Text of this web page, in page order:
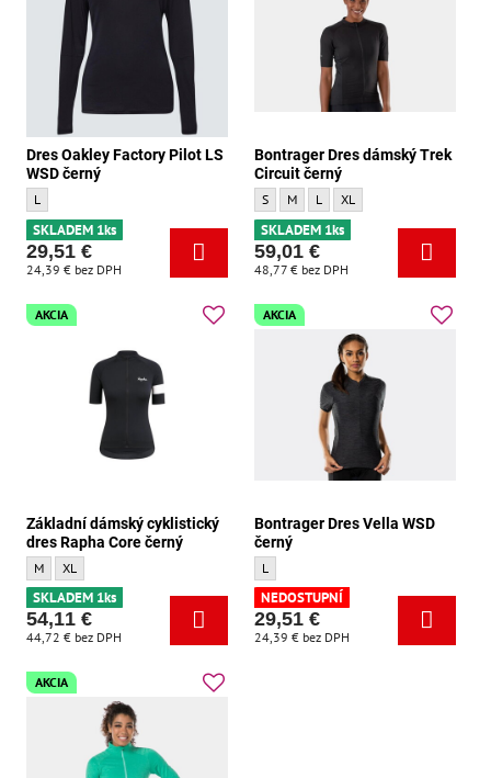
Dres Oakley Factory Pilot LS
WSD černý
Dres Oakley Factory Pilot LS WSD černý - Velikost:
L
SKLADEM 1ks
29,51 €
24,39 € bez DPH
Bontrager Dres dámský Trek
Circuit černý
Bontrager Dres dámský Trek Circuit
S Bontrager Dres dámský Trek Circuit
M Bontrager Dres dámský Trek
L Bontrager Dres dámský
XL
SKLADEM 1ks
59,01 €
48,77 € bez DPH
AKCIA
Základní dámský cyklistický
dres Rapha Core černý
Základní dámský cyklistický dres Rapha Core černý - Velikost:
M Základní dámský cyklistický dres Rapha Core černý - Velikost:
XL
SKLADEM 1ks
54,11 €
44,72 € bez DPH
AKCIA
Bontrager Dres Vella WSD
černý
Bontrager Dres Vella WSD černý -
L
NEDOSTUPNÍ
29,51 €
24,39 € bez DPH
AKCIA